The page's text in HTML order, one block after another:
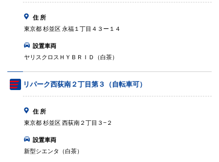
住 所
東京都 杉並区 永福１丁目４３ー１４
設置車両
ヤリスクロスＨＹＢＲＩＤ（白茶）
リパーク西荻南２丁目第３（自転車可）
住 所
東京都 杉並区 西荻南２丁目３−２
設置車両
新型シエンタ（白茶）